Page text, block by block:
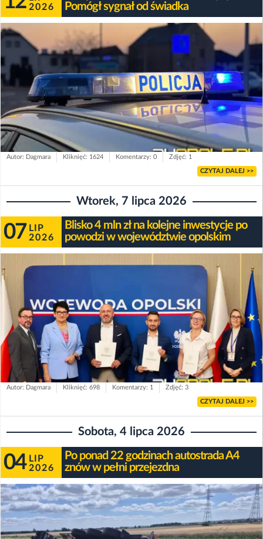
2026
Pomógł sygnał od świadka
Autor: Dagmara Kliknięć: 1624 Komentarzy: 0 Zdjęć: 1
CZYTAJ DALEJ >>
Wtorek, 7 lipca 2026
07 LIP
2026
Blisko 4 mln zł na kolejne inwestycje po
powodzi w województwie opolskim
Autor: Dagmara Kliknięć: 698 Komentarzy: 1 Zdjęć: 3
CZYTAJ DALEJ >>
Sobota, 4 lipca 2026
04 LIP
2026
Po ponad 22 godzinach autostrada A4
znów w pełni przejezdna